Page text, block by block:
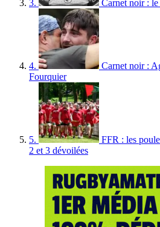
3. Carnet noir :
4.
Carnet noir :
Fourquier
5.
FFR : les
2 et 3 dévoilées